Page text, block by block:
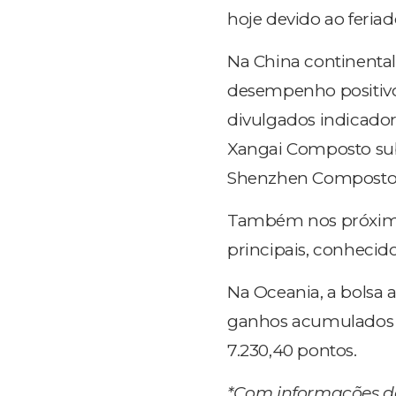
hoje devido ao
Na China
desempenho
divulgados
Xangai Composto
Shenzhen Composto
Também nos
principais,
Na Oceania, a
ganhos acumulados
7.230,40 pontos.